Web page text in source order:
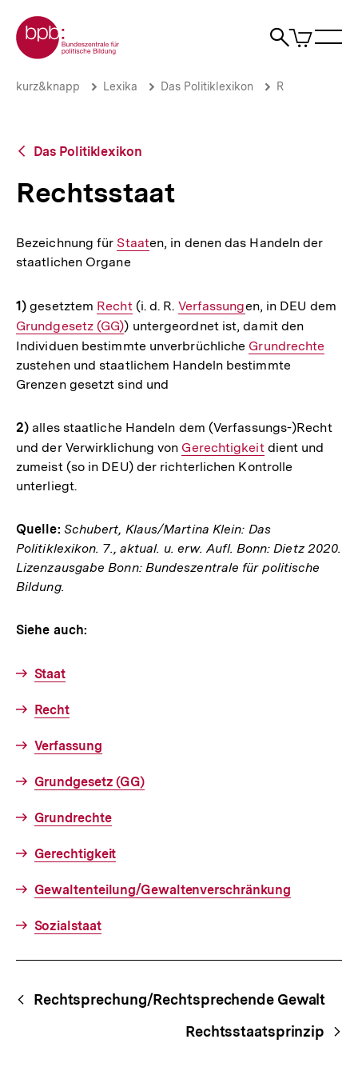
zum
Seiteninhalt
springen
Zur Startseite der bpb
Suche
Artikel
im
Rechtsstaat
Brotkrümelnavigation
Pfadnavigation
kurz&knapp Lexika Das Politiklexikon R
Zurück
Übersicht
Das Politiklexikon
Rechtsstaat
Bezeichnung für Interner
Link:
Staaten, in denen das Handeln der
staatlichen Organe
1) gesetztem Interner
Link:
Recht(i. d. R. Interner
Link:
Verfassungen, in DEU dem
Grundgesetz (GG)) untergeordnet ist, damit den
Individuen bestimmte unverbrüchliche Interner
Link:
Grundrechte
zustehen und staatlichem Handeln bestimmte
Grenzen gesetzt sind und
2) alles staatliche Handeln dem (Verfassungs-)Recht
und der Verwirklichung von Interner
Link:
Gerechtigkeitdient und
zumeist (so in DEU) der richterlichen Kontrolle
unterliegt.
Quelle: Schubert, Klaus/Martina Klein: Das
Politiklexikon. 7., aktual. u. erw. Aufl. Bonn: Dietz 2020.
Lizenzausgabe Bonn: Bundeszentrale für politische
Bildung.
Siehe auch:
Staat
Recht
Verfassung
Grundgesetz (GG)
Grundrechte
Gerechtigkeit
Gewaltenteilung/Gewaltenverschränkung
Sozialstaat
Begriffsnavigation
Content-
Navigation
Rechtsprechung/Rechtsprechende Gewalt
Rechtsstaatsprinzip